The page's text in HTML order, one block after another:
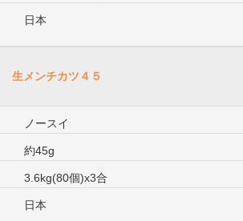
日本
生メンチカツ４５
ノースイ
約45g
3.6kg(80個)x3合
日本